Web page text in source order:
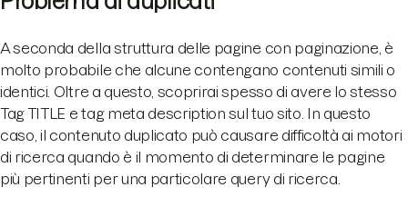
A seconda della struttura delle pagine con paginazione, è
molto probabile che alcune contengano contenuti simili o
identici. Oltre a questo, scoprirai spesso di avere lo stesso
Tag TITLE e tag meta description sul tuo sito. In questo
caso, il contenuto duplicato può causare difficoltà ai motori
di ricerca quando è il momento di determinare le pagine
più pertinenti per una particolare query di ricerca.